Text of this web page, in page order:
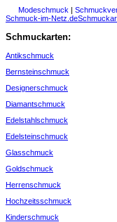
Modeschmuck |
Schmuck-im-Netz.de
Schmuckarten:
Antikschmuck
Bernsteinschmuck
Designerschmuck
Diamantschmuck
Edelstahlschmuck
Edelsteinschmuck
Glasschmuck
Goldschmuck
Herrenschmuck
Hochzeitsschmuck
Kinderschmuck